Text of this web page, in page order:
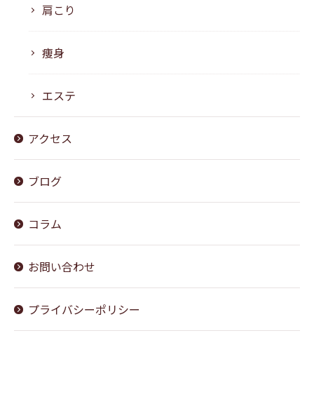
肩こり
痩身
エステ
アクセス
ブログ
コラム
お問い合わせ
プライバシーポリシー